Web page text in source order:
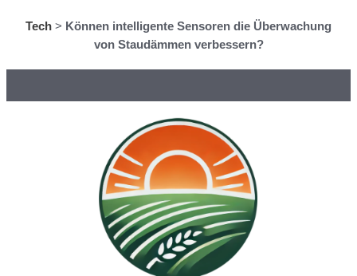
Tech > Können intelligente Sensoren die Überwachung
von Staudämmen verbessern?